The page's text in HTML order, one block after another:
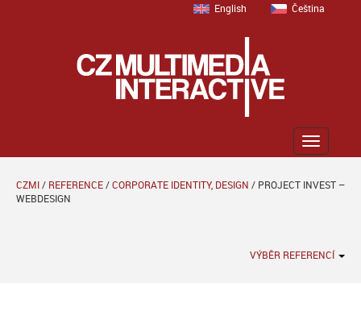
English Čeština
Zobrazit
menu
CZMI/ REFERENCE/CORPORATE IDENTITY, DESIGN / PROJECT INVEST –
WEBDESIGN
VÝBĚR REFERENCÍ